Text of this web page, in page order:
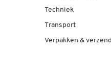
Techniek
Transport
Verpakken &